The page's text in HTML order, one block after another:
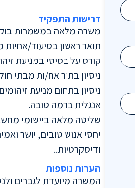
דרישות התפקיד
משרה מלאה במשמרות
תואר ראשון בסיעוד/
קורס על בסיסי במניעת
ניסיון בתור אח/ות מבתי
ניסיון בתחום מניעת
אנגלית ברמה טובה.
שליטה מלאה ביישומי
יחסי אנוש טובים, יושר
ודיסקרטיות..
הערות נוספות
המשרה מיועדת לגברים